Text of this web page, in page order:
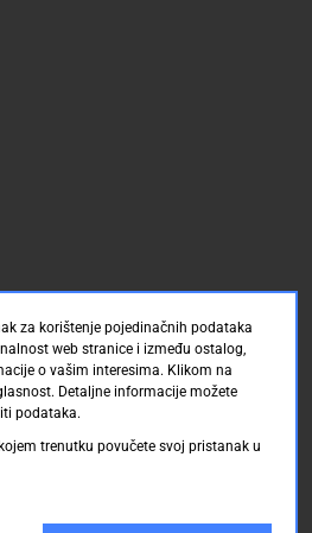
za korištenje pojedinačnih podataka
web stranice i između ostalog,
o vašim interesima. Klikom na
Detaljne informacije možete
podataka.
trenutku povučete svoj pristanak u